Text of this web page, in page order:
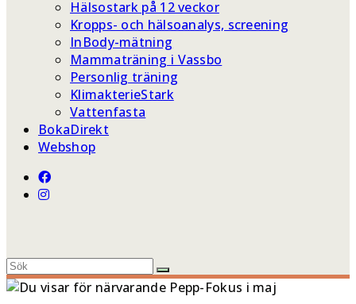
Hälsostark på 12 veckor
Kropps- och hälsoanalys, screening
InBody-mätning
Mammaträning i Vassbo
Personlig träning
KlimakterieStark
Vattenfasta
BokaDirekt
Webshop